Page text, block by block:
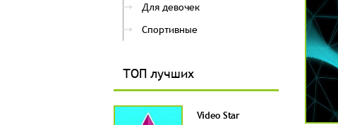
Для девочек
Спортивные
ТОП лучших
Video Star